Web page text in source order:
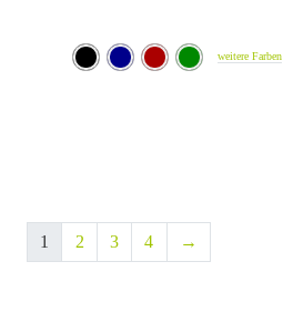
weitere Farben
1 2 3 4 →